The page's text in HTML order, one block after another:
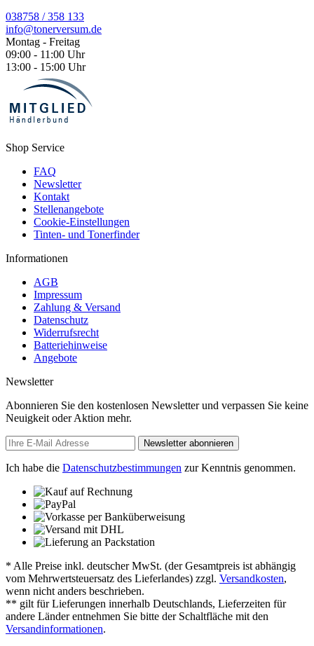
038758 / 358 133
info@tonerversum.de
Montag - Freitag
09:00 - 11:00 Uhr
13:00 - 15:00 Uhr
Shop Service
FAQ
Newsletter
Kontakt
Stellenangebote
Cookie-Einstellungen
Tinten- und Tonerfinder
Informationen
AGB
Impressum
Zahlung & Versand
Datenschutz
Widerrufsrecht
Batteriehinweise
Angebote
Newsletter
Abonnieren Sie den kostenlosen Newsletter und verpassen Sie keine
Neuigkeit oder Aktion mehr.
Newsletter abonnieren
Ich habe die Datenschutzbestimmungen zur Kenntnis genommen.
* Alle Preise inkl. deutscher MwSt. (der Gesamtpreis ist abhängig
vom Mehrwertsteuersatz des Lieferlandes) zzgl. Versandkosten,
wenn nicht anders beschrieben.
** gilt für Lieferungen innerhalb Deutschlands, Lieferzeiten für
andere Länder entnehmen Sie bitte der Schaltfläche mit den
Versandinformationen.